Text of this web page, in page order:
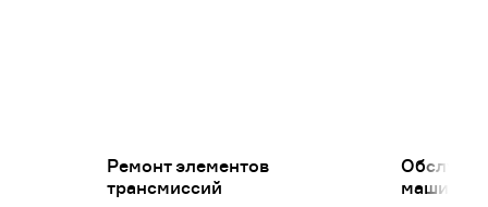
Ремонт элементов
трансмиссий
машин